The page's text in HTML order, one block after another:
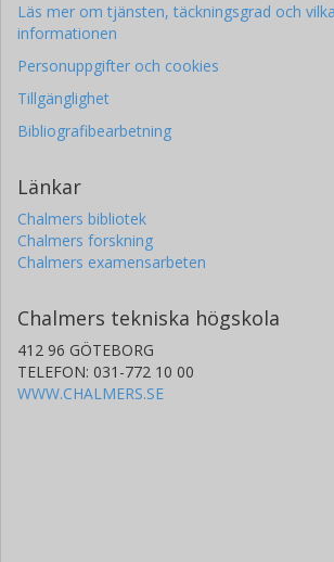
Läs mer om tjänsten, täckningsgrad och
informationen
Personuppgifter och cookies
Tillgänglighet
Bibliografibearbetning
Länkar
Chalmers bibliotek
Chalmers forskning
Chalmers examensarbeten
Chalmers tekniska högskola
412 96 GÖTEBORG
TELEFON: 031-772 10 00
WWW.CHALMERS.SE